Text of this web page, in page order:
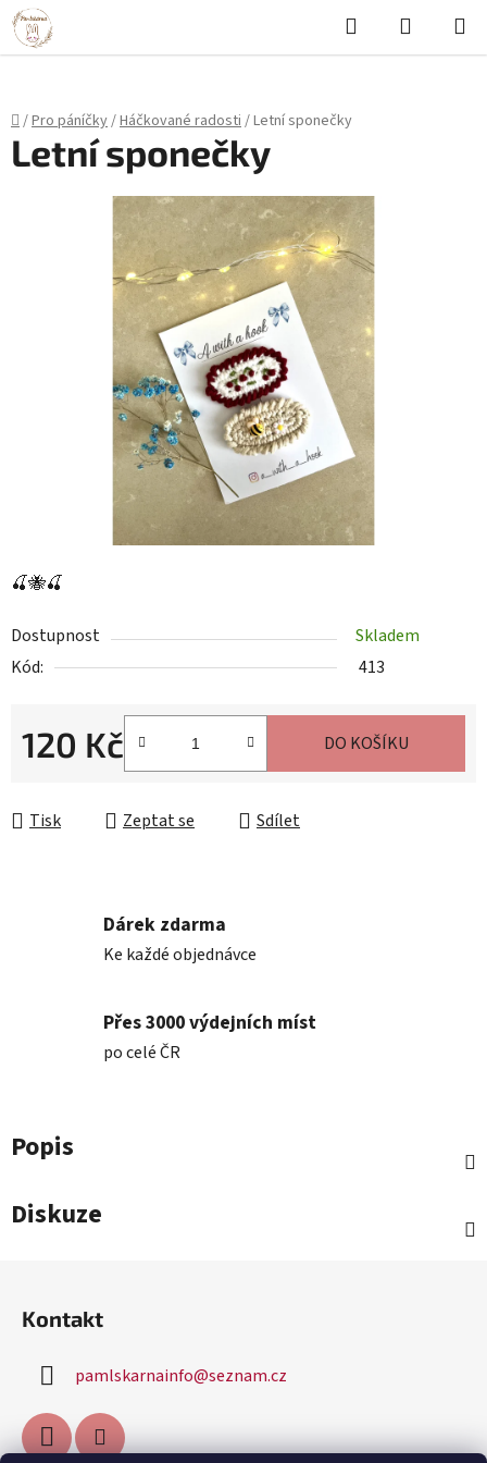
Přejít
Hledat
KOŠÍK
Domů
/Pro páníčky/Háčkované radosti/Letní sponečky
🍒🐝🍒
Dostupnost
Skladem
Kód:
413
120 Kč DO KOŠÍKU
Tisk Zeptat se Sdílet
Letní sponečky
Dárek zdarma
Ke každé objednávce
Přes 3000 výdejních míst
po celé ČR
Popis
Diskuze
Kontakt
pamlskarnainfo@seznam.cz